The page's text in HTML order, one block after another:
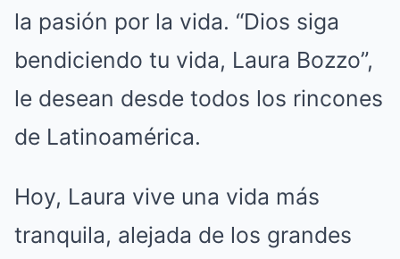
la pasión por la vida. “Dios siga
bendiciendo tu vida, Laura Bozzo”,
le desean desde todos los rincones
de Latinoamérica.
Hoy, Laura vive una vida más
tranquila, alejada de los grandes